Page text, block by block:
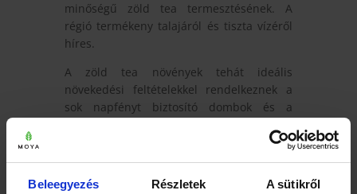
Beleegyezés Részletek A sütikről
minőségű zöld tea termesztésének. A
régió termékeny talajáról és tiszta vízéről
híres.
A zöld tea növények tehát ideális
növekedési feltételekkel rendelkeznek a
sok napfényt biztosító dombok és a
finom leveleket a fagytól és a nagy
mennyiségű csapadéktól.Ez segít
megőrizni a tealevél összes jótékony